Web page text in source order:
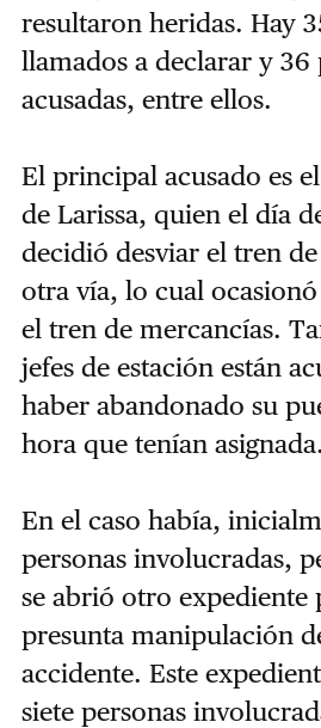
resultaron heridas. Hay
llamados a declarar y 36
acusadas, entre ellos.
El principal acusado es
de Larissa, quien el día
decidió desviar el tren
otra vía, lo cual
el tren de mercancías.
jefes de estación están
haber abandonado su
hora que tenían asignada.
En el caso había,
personas involucradas,
se abrió otro expediente
presunta manipulación
accidente. Este
siete personas